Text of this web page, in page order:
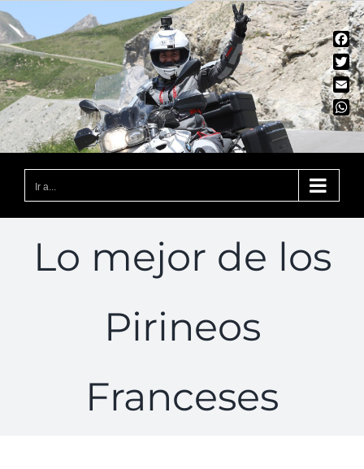
Saltar
al
contenido
Ir a...
Lo mejor de los
Pirineos
Franceses